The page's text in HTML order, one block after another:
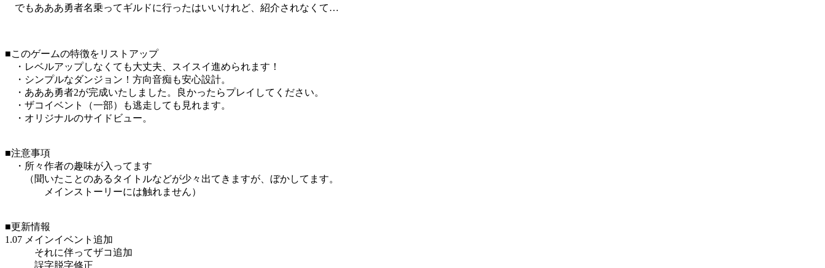
でもあああ勇者名乗ってギルドに行ったはいいけれど、紹介されなくて…
■このゲームの特徴をリストアップ
・レベルアップしなくても大丈夫、スイスイ進められます！
・シンプルなダンジョン！方向音痴も安心設計。
・あああ勇者2が完成いたしました。良かったらプレイしてください。
・ザコイベント（一部）も逃走しても見れます。
・オリジナルのサイドビュー。
■注意事項
・所々作者の趣味が入ってます
（聞いたことのあるタイトルなどが少々出てきますが、ぼかしてます。
メインストーリーには触れません）
■更新情報
1.07 メインイベント追加
それに伴ってザコ追加
誤字脱字修正